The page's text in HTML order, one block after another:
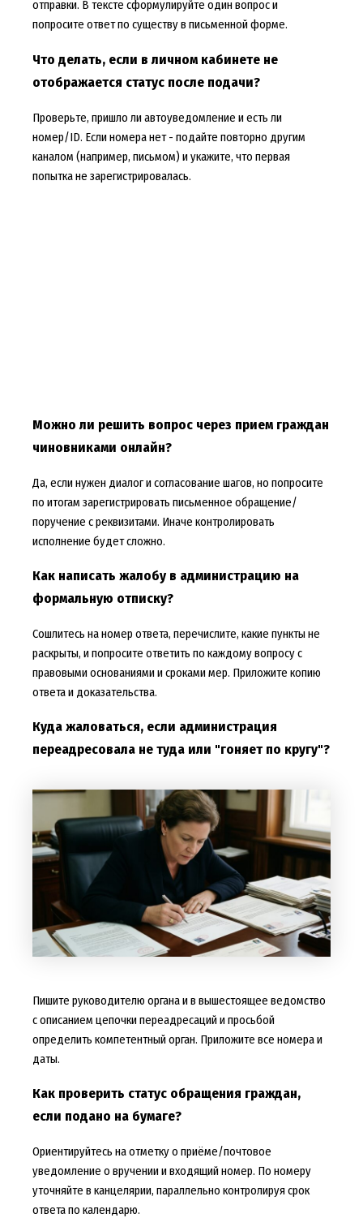
отправки. В тексте сформулируйте один вопрос и
попросите ответ по существу в письменной форме.
Что делать, если в личном кабинете не
отображается статус после подачи?
Проверьте, пришло ли автоуведомление и есть ли
номер/ID. Если номера нет - подайте повторно другим
каналом (например, письмом) и укажите, что первая
попытка не зарегистрировалась.
Можно ли решить вопрос через прием граждан
чиновниками онлайн?
Да, если нужен диалог и согласование шагов, но попросите
по итогам зарегистрировать письменное обращение/
поручение с реквизитами. Иначе контролировать
исполнение будет сложно.
Как написать жалобу в администрацию на
формальную отписку?
Сошлитесь на номер ответа, перечислите, какие пункты не
раскрыты, и попросите ответить по каждому вопросу с
правовыми основаниями и сроками мер. Приложите копию
ответа и доказательства.
Куда жаловаться, если администрация
переадресовала не туда или "гоняет по кругу"?
Пишите руководителю органа и в вышестоящее ведомство
с описанием цепочки переадресаций и просьбой
определить компетентный орган. Приложите все номера и
даты.
Как проверить статус обращения граждан,
если подано на бумаге?
Ориентируйтесь на отметку о приёме/почтовое
уведомление о вручении и входящий номер. По номеру
уточняйте в канцелярии, параллельно контролируя срок
ответа по календарю.